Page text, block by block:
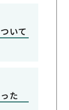
いて
た